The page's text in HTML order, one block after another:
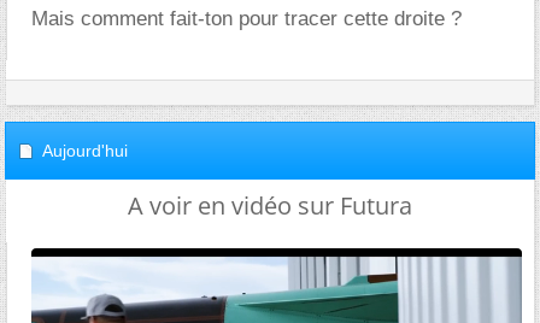
Mais comment fait-ton pour tracer cette droite ?
Aujourd'hui
A voir en vidéo sur Futura